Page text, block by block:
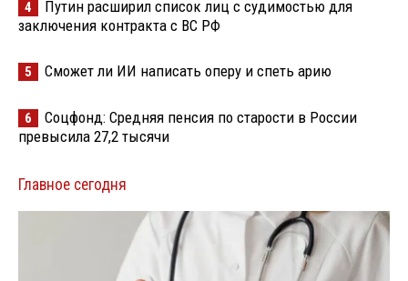
4
Путин расширил список лиц с судимостью для
заключения контракта с ВС РФ
5 Сможет ли ИИ написать оперу и спеть арию
6
Соцфонд: Средняя пенсия по старости в России
превысила 27,2 тысячи
Главное сегодня